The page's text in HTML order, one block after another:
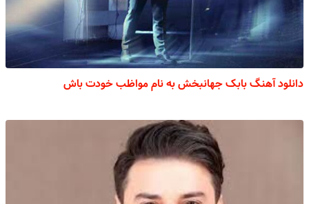
دانلود آهنگ بابک جهانبخش به نام مواظب خودت باش